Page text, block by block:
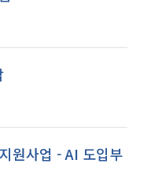
원사업 - AI 도입부